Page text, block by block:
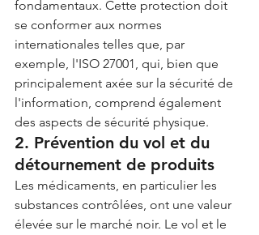
fondamentaux. Cette protection doit
se conformer aux normes
internationales telles que, par
exemple, l'ISO 27001, qui, bien que
principalement axée sur la sécurité de
l'information, comprend également
des aspects de sécurité physique.
2. Prévention du vol et du
détournement de produits
Les médicaments, en particulier les
substances contrôlées, ont une valeur
élevée sur le marché noir. Le vol et le